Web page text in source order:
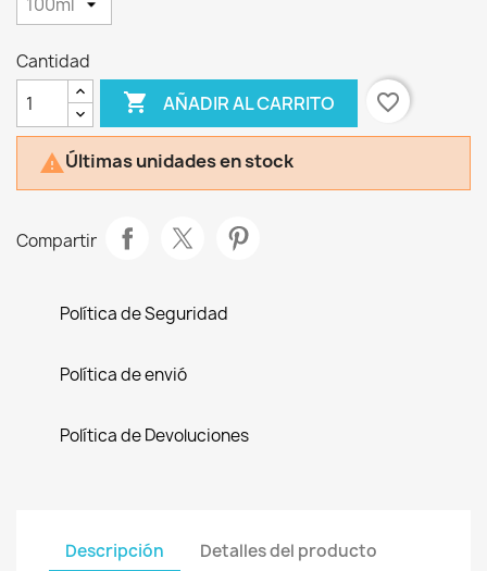
Cantidad
 AÑADIR AL CARRITO favorite_border
Últimas unidades en stock
Compartir
Política de Seguridad
Política de envió
Política de Devoluciones
Descripción Detalles del producto